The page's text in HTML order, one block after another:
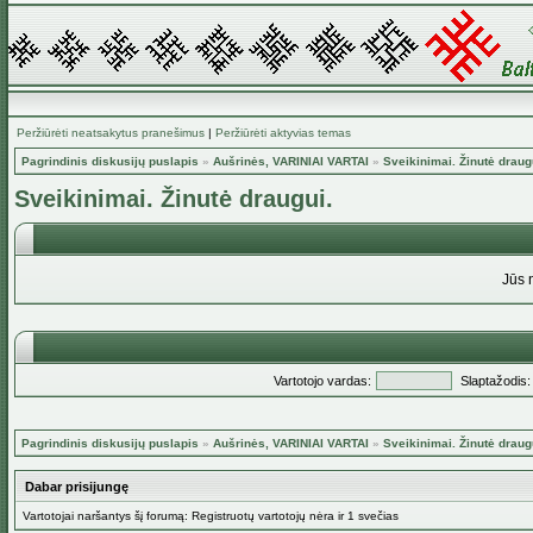
Peržiūrėti neatsakytus pranešimus | Peržiūrėti aktyvias temas
Pagrindinis diskusijų puslapis » Aušrinės, VARINIAI VARTAI » Sveikinimai. Žinutė
Sveikinimai. Žinutė draugui.
Jūs
Vartotojo vardas: Slaptažodis:
Pagrindinis diskusijų puslapis » Aušrinės, VARINIAI VARTAI » Sveikinimai. Žinutė
Dabar prisijungę
Vartotojai naršantys šį forumą: Registruotų vartotojų nėra ir 1 svečias